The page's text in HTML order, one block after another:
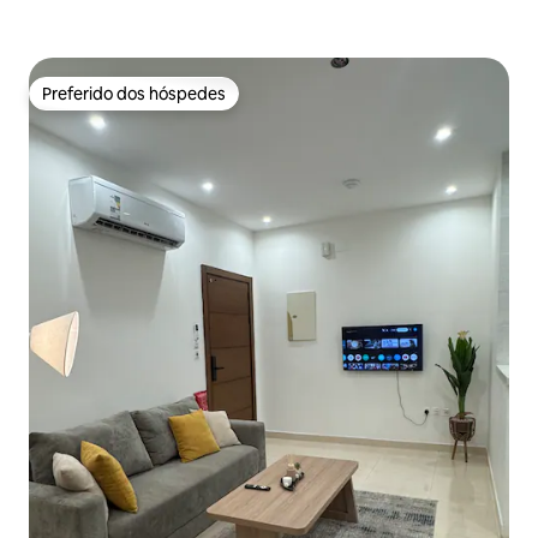
Preferido dos hóspedes
Preferido dos hóspedes